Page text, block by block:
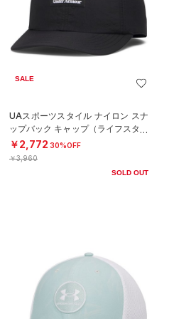
SALE
UAスポーツスタイル ナイロン スナ
ップバック キャップ（ライフスタイ
ル/MEN）
￥2,772 30%OFF
￥3,960
SOLD OUT